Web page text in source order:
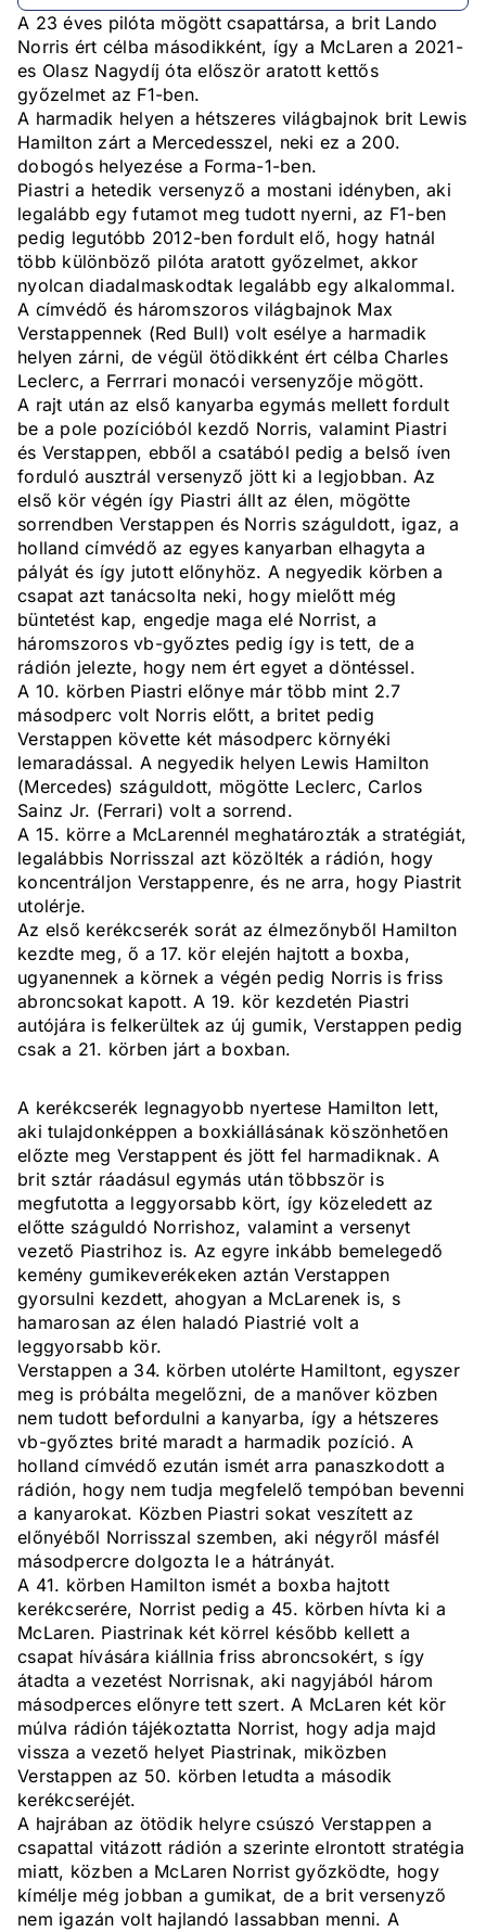
A 23 éves pilóta mögött csapattársa, a brit Lando
Norris ért célba másodikként, így a McLaren a 2021-
es Olasz Nagydíj óta először aratott kettős
győzelmet az F1-ben.
A harmadik helyen a hétszeres világbajnok brit Lewis
Hamilton zárt a Mercedesszel, neki ez a 200.
dobogós helyezése a Forma-1-ben.
Piastri a hetedik versenyző a mostani idényben, aki
legalább egy futamot meg tudott nyerni, az F1-ben
pedig legutóbb 2012-ben fordult elő, hogy hatnál
több különböző pilóta aratott győzelmet, akkor
nyolcan diadalmaskodtak legalább egy alkalommal.
A címvédő és háromszoros világbajnok Max
Verstappennek (Red Bull) volt esélye a harmadik
helyen zárni, de végül ötödikként ért célba Charles
Leclerc, a Ferrrari monacói versenyzője mögött.
A rajt után az első kanyarba egymás mellett fordult
be a pole pozícióból kezdő Norris, valamint Piastri
és Verstappen, ebből a csatából pedig a belső íven
forduló ausztrál versenyző jött ki a legjobban. Az
első kör végén így Piastri állt az élen, mögötte
sorrendben Verstappen és Norris száguldott, igaz, a
holland címvédő az egyes kanyarban elhagyta a
pályát és így jutott előnyhöz. A negyedik körben a
csapat azt tanácsolta neki, hogy mielőtt még
büntetést kap, engedje maga elé Norrist, a
háromszoros vb-győztes pedig így is tett, de a
rádión jelezte, hogy nem ért egyet a döntéssel.
A 10. körben Piastri előnye már több mint 2.7
másodperc volt Norris előtt, a britet pedig
Verstappen követte két másodperc környéki
lemaradással. A negyedik helyen Lewis Hamilton
(Mercedes) száguldott, mögötte Leclerc, Carlos
Sainz Jr. (Ferrari) volt a sorrend.
A 15. körre a McLarennél meghatározták a stratégiát,
legalábbis Norrisszal azt közölték a rádión, hogy
koncentráljon Verstappenre, és ne arra, hogy Piastrit
utolérje.
Az első kerékcserék sorát az élmezőnyből Hamilton
kezdte meg, ő a 17. kör elején hajtott a boxba,
ugyanennek a körnek a végén pedig Norris is friss
abroncsokat kapott. A 19. kör kezdetén Piastri
autójára is felkerültek az új gumik, Verstappen pedig
csak a 21. körben járt a boxban.
A kerékcserék legnagyobb nyertese Hamilton lett,
aki tulajdonképpen a boxkiállásának köszönhetően
előzte meg Verstappent és jött fel harmadiknak. A
brit sztár ráadásul egymás után többször is
megfutotta a leggyorsabb kört, így közeledett az
előtte száguldó Norrishoz, valamint a versenyt
vezető Piastrihoz is. Az egyre inkább bemelegedő
kemény gumikeverékeken aztán Verstappen
gyorsulni kezdett, ahogyan a McLarenek is, s
hamarosan az élen haladó Piastrié volt a
leggyorsabb kör.
Verstappen a 34. körben utolérte Hamiltont, egyszer
meg is próbálta megelőzni, de a manőver közben
nem tudott befordulni a kanyarba, így a hétszeres
vb-győztes brité maradt a harmadik pozíció. A
holland címvédő ezután ismét arra panaszkodott a
rádión, hogy nem tudja megfelelő tempóban bevenni
a kanyarokat. Közben Piastri sokat veszített az
előnyéből Norrisszal szemben, aki négyről másfél
másodpercre dolgozta le a hátrányát.
A 41. körben Hamilton ismét a boxba hajtott
kerékcserére, Norrist pedig a 45. körben hívta ki a
McLaren. Piastrinak két körrel később kellett a
csapat hívására kiállnia friss abroncsokért, s így
átadta a vezetést Norrisnak, aki nagyjából három
másodperces előnyre tett szert. A McLaren két kör
múlva rádión tájékoztatta Norrist, hogy adja majd
vissza a vezető helyet Piastrinak, miközben
Verstappen az 50. körben letudta a második
kerékcseréjét.
A hajrában az ötödik helyre csúszó Verstappen a
csapattal vitázott rádión a szerinte elrontott stratégia
miatt, közben a McLaren Norrist győzködte, hogy
kímélje még jobban a gumikat, de a brit versenyző
nem igazán volt hajlandó lassabban menni. A